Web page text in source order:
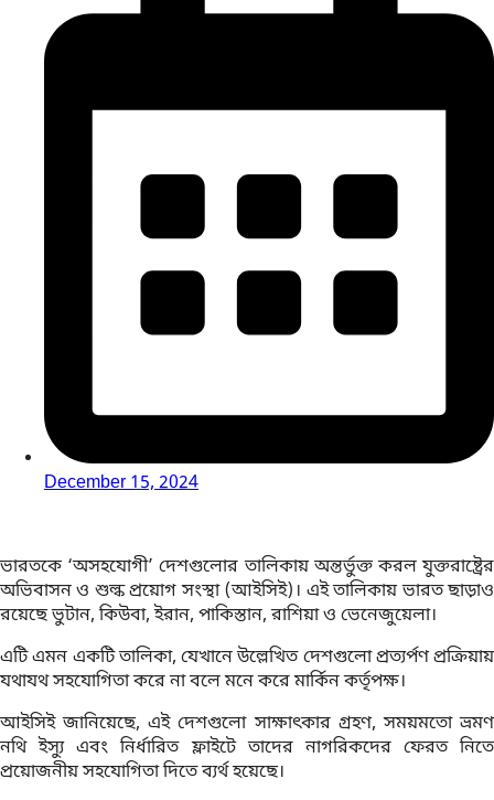
December 15, 2024
ভারতকে ‘অসহযোগী’ দেশগুলোর তালিকায় অন্তর্ভুক্ত করল যুক্তরাষ্ট্রের
অভিবাসন ও শুল্ক প্রয়োগ সংস্থা (আইসিই)। এই তালিকায় ভারত ছাড়াও
রয়েছে ভুটান, কিউবা, ইরান, পাকিস্তান, রাশিয়া ও ভেনেজুয়েলা।
এটি এমন একটি তালিকা, যেখানে উল্লেখিত দেশগুলো প্রত্যর্পণ প্রক্রিয়ায়
যথাযথ সহযোগিতা করে না বলে মনে করে মার্কিন কর্তৃপক্ষ।
আইসিই জানিয়েছে, এই দেশগুলো সাক্ষাৎকার গ্রহণ, সময়মতো ভ্রমণ
নথি ইস্যু এবং নির্ধারিত ফ্লাইটে তাদের নাগরিকদের ফেরত নিতে
প্রয়োজনীয় সহযোগিতা দিতে ব্যর্থ হয়েছে।